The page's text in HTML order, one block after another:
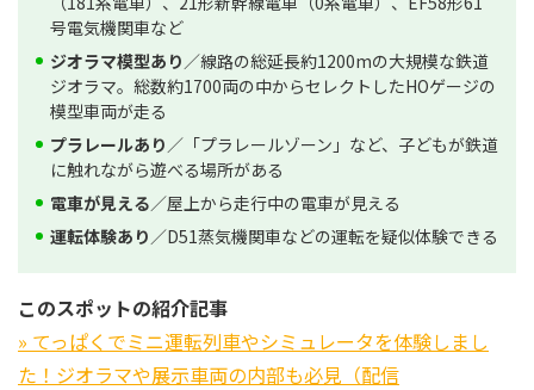
号電気機関車など
ジオラマ模型あり ／線路の総延長約1200mの大規模な鉄道
ジオラマ。総数約1700両の中からセレクトしたHOゲージの
模型車両が走る
プラレールあり ／「プラレールゾーン」など、子どもが鉄道
に触れながら遊べる場所がある
電車が見える／屋上から走行中の電車が見える
運転体験あり ／D51蒸気機関車などの運転を疑似体験できる
このスポットの紹介記事
» てっぱくでミニ運転列車やシミュレータを体験しまし
た！ジオラマや展示車両の内部も必見（配信